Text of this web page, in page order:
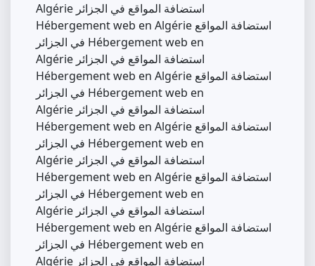
Algérie استضافة المواقع في الجزائر
Hébergement web en Algérie استضافة المواقع
في الجزائر Hébergement web en
Algérie استضافة المواقع في الجزائر
Hébergement web en Algérie استضافة المواقع
في الجزائر Hébergement web en
Algérie استضافة المواقع في الجزائر
Hébergement web en Algérie استضافة المواقع
في الجزائر Hébergement web en
Algérie استضافة المواقع في الجزائر
Hébergement web en Algérie استضافة المواقع
في الجزائر Hébergement web en
Algérie استضافة المواقع في الجزائر
Hébergement web en Algérie استضافة المواقع
في الجزائر Hébergement web en
Algérie استضافة المواقع في الجزائر